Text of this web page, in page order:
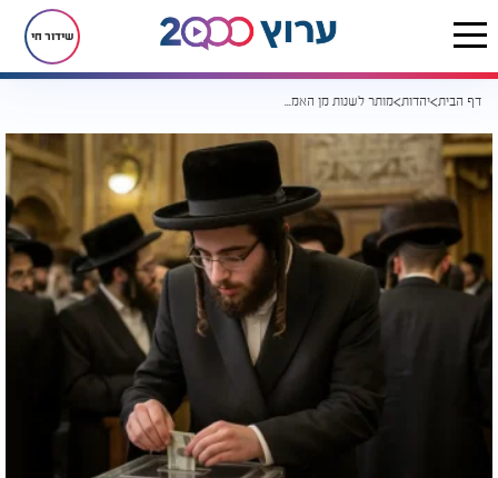
שידור חי
דף הבית יהדות מותר לשנות מן האמת כשמתביישים לבקש צדקה?